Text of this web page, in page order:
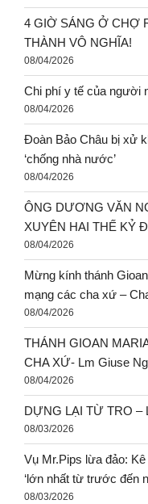
4 GIỜ SÁNG Ở CHỢ
THÀNH VÔ NGHĨA!
08/04/2026
Chi phí y tế của người
08/04/2026
Đoàn Bảo Châu bị xử
‘chống nhà nước’
08/04/2026
ÔNG DƯƠNG VĂN
XUYÊN HAI THẾ KỶ
08/04/2026
Mừng kính thánh
mạng các cha xứ –
08/04/2026
THÁNH GIOAN
CHA XỨ- Lm Giuse
08/04/2026
DỰNG LẠI TỪ TRO –
08/03/2026
Vụ Mr.Pips lừa đảo:
‘lớn nhất từ trước đến
08/03/2026